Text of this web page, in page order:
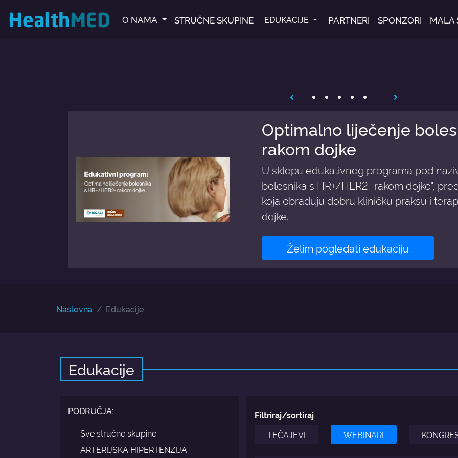
O NAMA STRUČNE SKUPINE EDUKACIJE PARTNERI SPONZORI MALA
Optimalno liječenje
rakom dojke
U sklopu edukativnog programa pod
bolesnika s HR+/HER2- rakom dojke",
koja obrađuju dobru kliničku praksu i
dojke.
Želim pogledati edukaciju
Naslovna Edukacije
Edukacije
PODRUČJA:
Sve stručne skupine
ARTERIJSKA HIPERTENZIJA
Filtriraj/sortiraj
TEČAJEVI
WEBINARI